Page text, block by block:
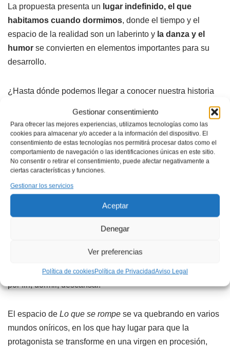
Gestionar consentimiento
Para ofrecer las mejores experiencias, utilizamos tecnologías como las
cookies para almacenar y/o acceder a la información del dispositivo. El
consentimiento de estas tecnologías nos permitirá procesar datos como el
comportamiento de navegación o las identificaciones únicas en este sitio.
No consentir o retirar el consentimiento, puede afectar negativamente a
ciertas características y funciones.
Gestionar los servicios
Aceptar
Denegar
Ver preferencias
Política de cookiesPolítica de PrivacidadAviso Legal
La propuesta presenta un lugar indefinido, el que
habitamos cuando dormimos, donde el tiempo y el
espacio de la realidad son un laberinto y la danza y el
humor se convierten en elementos importantes para su
desarrollo.
¿Hasta dónde podemos llegar a conocer nuestra historia
familiar? ¿Cuánto ha podido influir en nosotras lo que no
romper el arquetipo y construir quienes somos y lo que
deseamos? Estas son algunas de las cuestiones que
traslada a escenaMacarena Regueiro, acompañada de
un cuerpo de bailarinas: Paula Campos, Andrea
Muñoz, Carla Montero y Marta Mañas, bajo la dirección
de movimiento y coreografía de Julio Ruiz.
personajes remiten a mujeres anteriores que no han
podido elegir sus propias batallas y siempre han estado
no se nombra, a descubrir el enigma que esconden las
cosas rotas, a encontrar su propio deseo para que pueda,
por fin, dormir, descansar.
El espacio de Lo que se rompe se va quebrando en varios
mundos oníricos, en los que hay lugar para que la
protagonista se transforme en una virgen en procesión,